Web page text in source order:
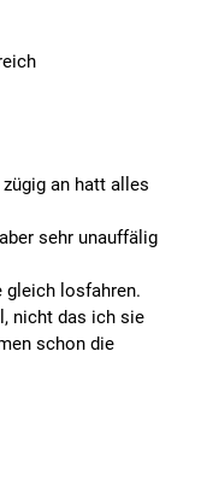
an hatt alles
sehr unauffälig
gleich losfahren.
nicht das ich sie
schon die